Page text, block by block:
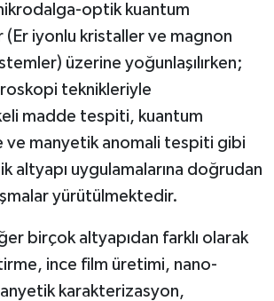
optik kuantum
iyonlu kristaller ve magnon
üzerine yoğunlaşılırken;
teknikleriyle
madde tespiti, kuantum
manyetik anomali tespiti gibi
altyapı uygulamalarına doğrudan
yürütülmektedir.
birçok altyapıdan farklı olarak
ince film üretimi, nano-
karakterizasyon,